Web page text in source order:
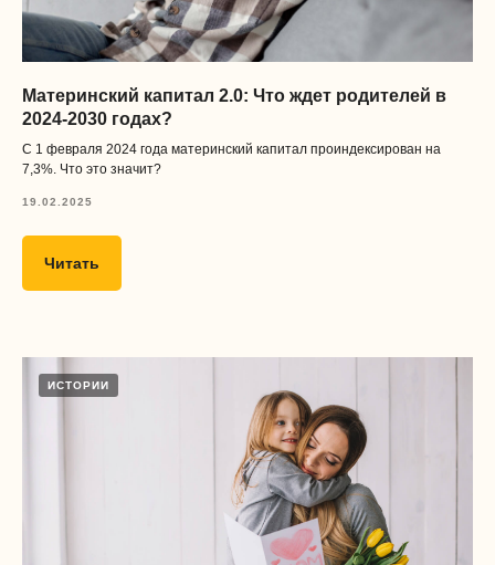
Материнский капитал 2.0: Что ждет родителей в
2024-2030 годах?
С 1 февраля 2024 года материнский капитал проиндексирован на
7,3%. Что это значит?
19.02.2025
Читать
ИСТОРИИ
Предметы
Подготовка к школе
флагман
Логопед или дефектолог
Запуск речи
Шахматы
Тематические мастер-классы
Помощь с домашним